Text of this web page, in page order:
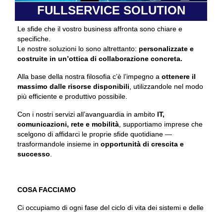
PRIVACY
CONTATTI
FULLSERVICE SOLUTION
Le sfide che il vostro business affronta sono chiare e
specifiche.
Le nostre soluzioni lo sono altrettanto: personalizzate e
costruite in un’ottica di collaborazione concreta.
Alla base della nostra filosofia c’è l’impegno a ottenere il
massimo dalle risorse disponibili , utilizzandole nel modo
più efficiente e produttivo possibile.
Con i nostri servizi all’avanguardia in ambito IT,
comunicazioni, rete e mobilità , supportiamo imprese che
scelgono di affidarci le proprie sfide quotidiane —
trasformandole insieme in opportunità di crescita e
successo
COSA FACCIAMO
Ci occupiamo di ogni fase del ciclo di vita dei sistemi e delle